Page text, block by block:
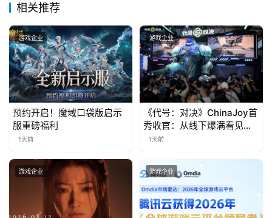
月
3
0
日
游
茶
对
接
相关推荐
游戏企业
预约开启！魔域口袋版启示
服重磅福利
1天前
游戏企业
《代号：对决》ChinaJoy首
秀收官：从线下爆满看见玩
家的真实期待
1天前
游戏企业 游戏企业